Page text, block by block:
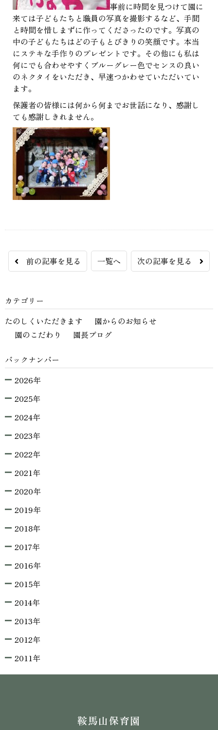
事前に時間を見つけて園に
来ては子どもたちと職員の写真を撮影するなど、手間
と時間を惜しまずに作ってくださったのです。写真の
中の子どもたちはどの子もとびきりの笑顔です。本当
にステキな手作りのプレゼントです。その他にも私は
何にでも合わせやすくブルーグレー色でセンスの良い
のネクタイをいただき、早速つかわせていただいてい
ます。
保護者の皆様には何から何までお世話になり、感謝し
ても感謝しきれません。
前の記事を見る 一覧へ 次の記事を見る
カテゴリー
たのしくいただきます
園からのお知らせ
園のこだわり
園長ブログ
バックナンバー
2026年
2025年
2024年
2023年
2022年
2021年
2020年
2019年
2018年
2017年
2016年
2015年
2014年
2013年
2012年
2011年
鞍馬山保育園